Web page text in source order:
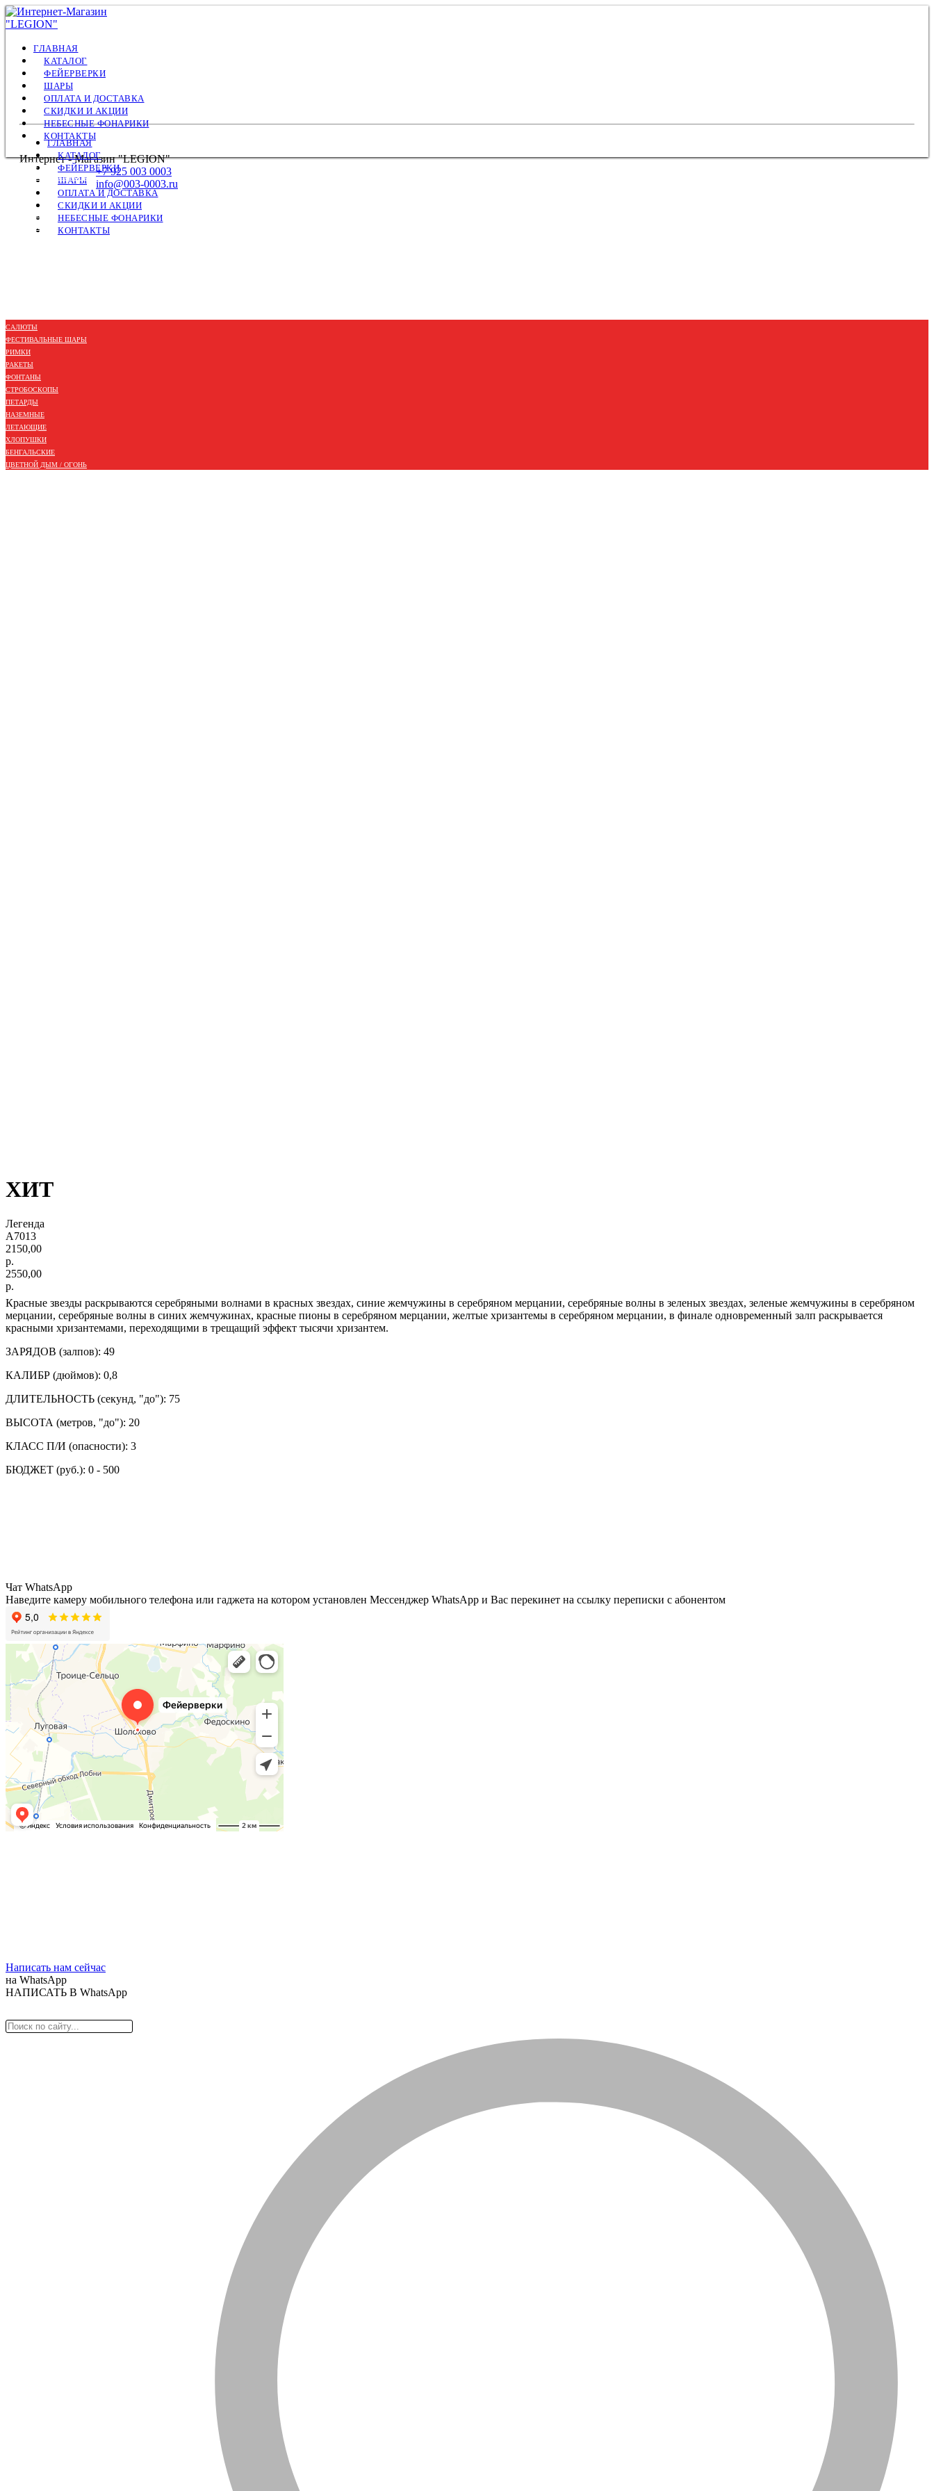
ГЛАВНАЯ
КАТАЛОГ
ФЕЙЕРВЕРКИ
ШАРЫ
ОПЛАТА И ДОСТАВКА
СКИДКИ И АКЦИИ
НЕБЕСНЫЕ ФОНАРИКИ
КОНТАКТЫ
Интернет - Магазин "LEGION"
+7 925 003 0003
info@003-0003.ru
ГЛАВНАЯ
КАТАЛОГ
ФЕЙЕРВЕРКИ
ШАРЫ
ОПЛАТА И ДОСТАВКА
СКИДКИ И АКЦИИ
НЕБЕСНЫЕ ФОНАРИКИ
КОНТАКТЫ
САЛЮТЫ
ФЕСТИВАЛЬНЫЕ ШАРЫ
СТРОБОСКОПЫ
САЛЮТЫ
ФЕСТИВАЛЬНЫЕ ШАРЫ
РИМКИ
РАКЕТЫ
ФОНТАНЫ
СТРОБОСКОПЫ
ПЕТАРДЫ
НАЗЕМНЫЕ
ЛЕТАЮЩИЕ
ХЛОПУШКИ
БЕНГАЛЬСКИЕ
ЦВЕТНОЙ ДЫМ / ОГОНЬ
ХИТ
Легенда
А7013
2150,00
р.
2550,00
р.
Красные звезды раскрываются серебряными волнами в красных звездах, синие жемчужины в серебряном мерцании, серебряные волны в зеленых звездах, зеленые жемчужины в серебряном
мерцании, серебряные волны в синих жемчужинах, красные пионы в серебряном мерцании, желтые хризантемы в серебряном мерцании, в финале одновременный залп раскрывается
красными хризантемами, переходящими в трещащий эффект тысячи хризантем.
ЗАРЯДОВ (залпов): 49
КАЛИБР (дюймов): 0,8
ДЛИТЕЛЬНОСТЬ (секунд, "до"): 75
ВЫСОТА (метров, "до"): 20
КЛАСС П/И (опасности): 3
БЮДЖЕТ (руб.): 0 - 500
Чат WhatsApp
Наведите камеру мобильного телефона или гаджета на котором установлен Мессенджер WhatsApp и Вас перекинет на ссылку переписки с абонентом
Написать нам сейчас
на WhatsApp
НАПИСАТЬ В WhatsApp